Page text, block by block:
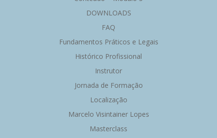
DOWNLOADS
FAQ
Fundamentos Práticos e Legais
Histórico Profissional
Instrutor
Jornada de Formação
Localização
Marcelo Visintainer Lopes
Masterclass